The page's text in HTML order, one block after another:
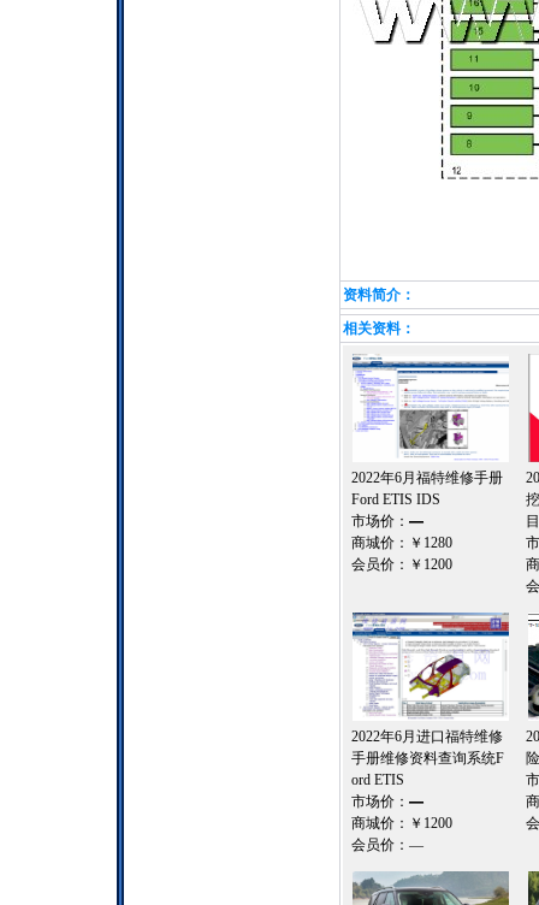
资料简介：
相关资料：
2022年6月福特维修手册
Ford ETIS IDS
市场价： —
商城价： ￥1280
会员价： ￥1200
2022年6月进口福特维修
手册维修资料查询系统F
ord ETIS
市场价： —
商城价： ￥1200
会员价： —